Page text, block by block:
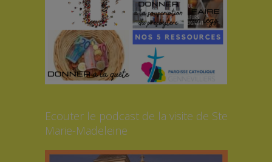
Ecouter le podcast de la visite de Ste
Marie-Madeleine